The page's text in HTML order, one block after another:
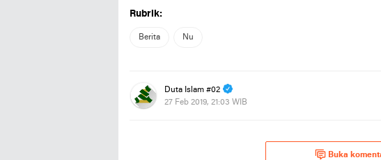
Rubrik:
Berita Nu
Duta Islam #02
27 Feb 2019, 21:03 WIB
Buka